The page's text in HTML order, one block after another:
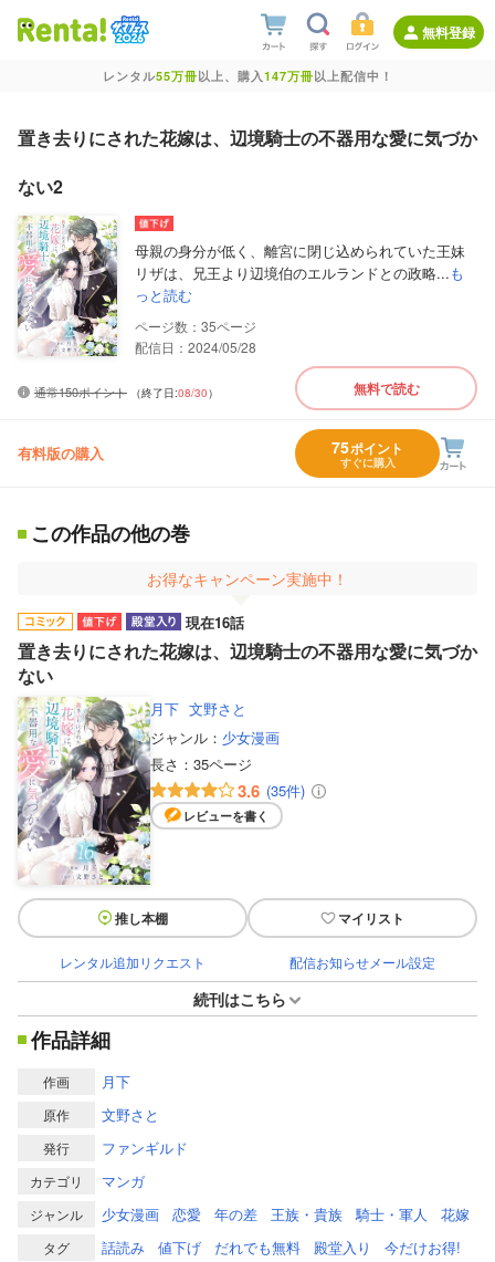
無料登録
レンタル55万冊以上、購入147万冊以上配信中！
置き去りにされた花嫁は、辺境騎士の不器用な愛に気づか
ない2
母親の身分が低く、離宮に閉じ込められていた王妹
リザは、兄王より辺境伯のエルランドとの政略...も
っと読む
35
配信日：2024/05/28
通常150ポイント （終了日:08/30） 無料で読む
有料版の購入 75ポイント
すぐに購入
この作品の他の巻
お得なキャンペーン実施中！
現在16話
置き去りにされた花嫁は、辺境騎士の不器用な愛に気づか
ない
月下 文野さと
ジャンル： 少女漫画
長さ： 35ページ
3.6 (35件)
レビューを書く
推し本棚 マイリスト
レンタル追加リクエスト 配信お知らせメール設定
続刊はこちら
作品詳細
作画 月下
原作 文野さと
発行 ファンギルド
カテゴリ マンガ
ジャンル 少女漫画 恋愛 年の差 王族・貴族 騎士・軍人 花嫁
タグ 話読み 値下げ だれでも無料 殿堂入り 今だけお得!